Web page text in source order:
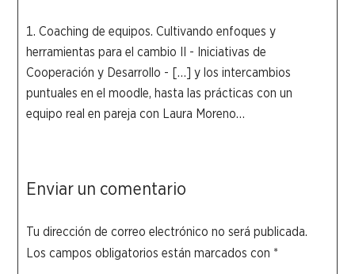
Coaching de equipos. Cultivando enfoques y
herramientas para el cambio II - Iniciativas de
Cooperación y Desarrollo - […] y los intercambios
puntuales en el moodle, hasta las prácticas con un
equipo real en pareja con Laura Moreno…
Enviar un comentario
Tu dirección de correo electrónico no será publicada.
Los campos obligatorios están marcados con *